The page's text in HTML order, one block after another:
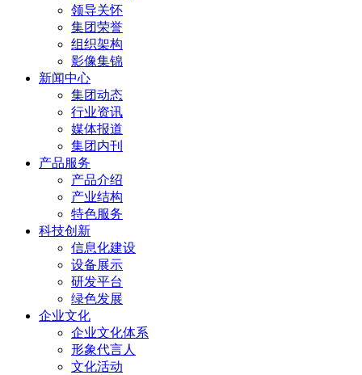
领导关怀
集团荣誉
组织架构
影像集锦
新闻中心
集团动态
行业资讯
媒体报道
集团内刊
产品服务
产品介绍
产业结构
特色服务
科技创新
信息化建设
设备展示
研发平台
绿色发展
企业文化
企业文化体系
形象代言人
文化活动